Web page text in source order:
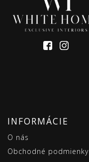
INFORMÁCIE
O nás
Obchodné podmienky